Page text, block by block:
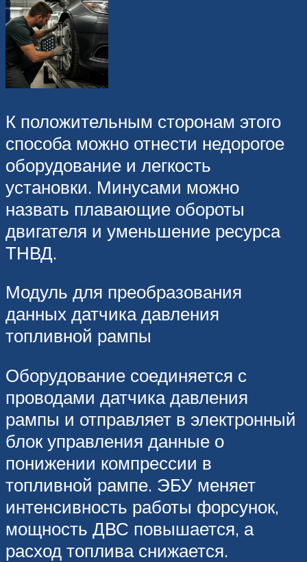
К положительным сторонам этого
способа можно отнести недорогое
оборудование и легкость
установки. Минусами можно
назвать плавающие обороты
двигателя и уменьшение ресурса
ТНВД.
Модуль для преобразования
данных датчика давления
топливной рампы
Оборудование соединяется с
проводами датчика давления
рампы и отправляет в электронный
блок управления данные о
понижении компрессии в
топливной рампе. ЭБУ меняет
интенсивность работы форсунок,
мощность ДВС повышается, а
расход топлива снижается.